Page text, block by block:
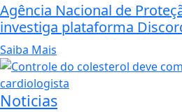
Agência Nacional de
investiga plataforma
Saiba Mais
Noticias